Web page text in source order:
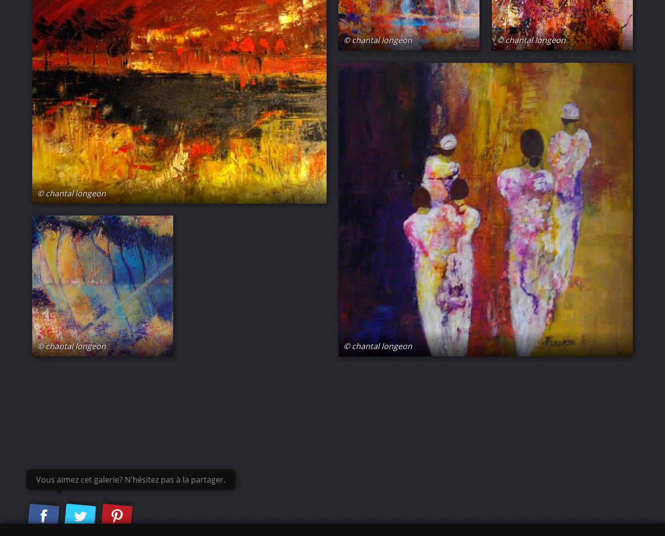
© chantal longeon
© chantal longeon © chantal longeon
© chantal longeon
© chantal longeon
Vous aimez cet galerie? N'hésitez pas à la partager.